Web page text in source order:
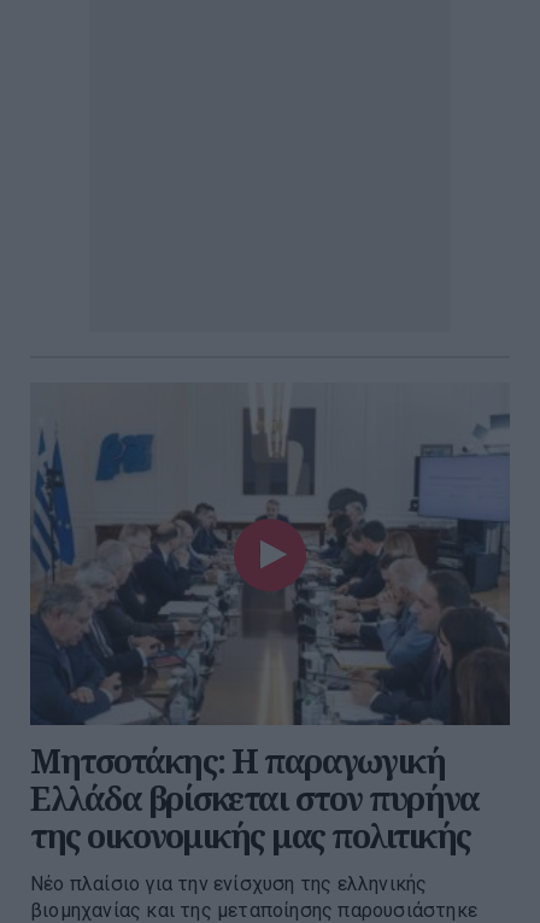
Μητσοτάκης: Η παραγωγική
Ελλάδα βρίσκεται στον πυρήνα
της οικονομικής μας πολιτικής
Νέο πλαίσιο για την ενίσχυση της ελληνικής
βιομηχανίας και της μεταποίησης παρουσιάστηκε